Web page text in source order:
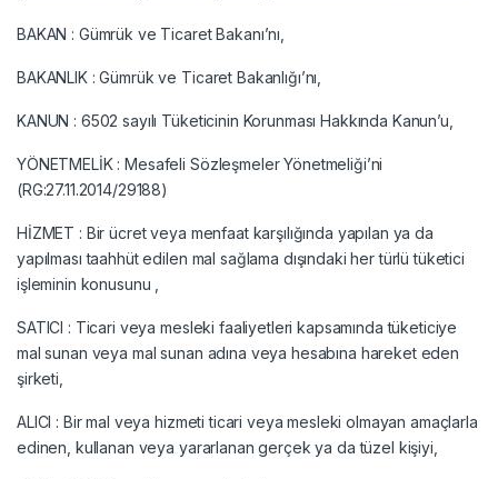
BAKAN : Gümrük ve Ticaret Bakanı’nı,
BAKANLIK : Gümrük ve Ticaret Bakanlığı’nı,
KANUN : 6502 sayılı Tüketicinin Korunması Hakkında Kanun’u,
YÖNETMELİK : Mesafeli Sözleşmeler Yönetmeliği’ni
(RG:27.11.2014/29188)
HİZMET : Bir ücret veya menfaat karşılığında yapılan ya da
yapılması taahhüt edilen mal sağlama dışındaki her türlü tüketici
işleminin konusunu ,
SATICI : Ticari veya mesleki faaliyetleri kapsamında tüketiciye
mal sunan veya mal sunan adına veya hesabına hareket eden
şirketi,
ALICI : Bir mal veya hizmeti ticari veya mesleki olmayan amaçlarla
edinen, kullanan veya yararlanan gerçek ya da tüzel kişiyi,